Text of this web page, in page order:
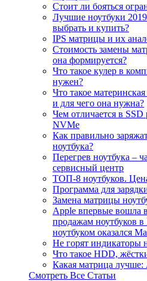
Стоит ли бояться
Лучшие ноутбуки
выбрать и купить?
IPS матрицы и их
Стоимость замены
она формируется?
Что такое кулер в
нужен?
Что такое
и для чего она нужна?
Чем отличается в SSD
NVMe
Как правильно
ноутбука?
Перегрев ноутбука –
сервисный центр
ТОП-8 ноутбуков.
Программа для
Замена матрицы
Apple впервые вошла
продажам ноутбуков
ноутбуком оказался
Не горят индикаторы
Что такое HDD,
Какая матрица лучше:
Смотреть Все Статьи